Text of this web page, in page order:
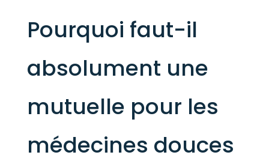
Pourquoi faut-il
absolument une
mutuelle pour les
médecines douces